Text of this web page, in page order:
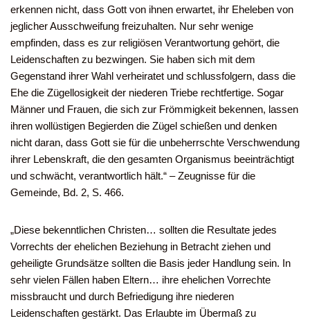
erkennen nicht, dass Gott von ihnen erwartet, ihr Eheleben von
jeglicher Ausschweifung freizuhalten. Nur sehr wenige
empfinden, dass es zur religiösen Verantwortung gehört, die
Leidenschaften zu bezwingen. Sie haben sich mit dem
Gegenstand ihrer Wahl verheiratet und schlussfolgern, dass die
Ehe die Zügellosigkeit der niederen Triebe rechtfertige. Sogar
Männer und Frauen, die sich zur Frömmigkeit bekennen, lassen
ihren wollüstigen Begierden die Zügel schießen und denken
nicht daran, dass Gott sie für die unbeherrschte Verschwendung
ihrer Lebenskraft, die den gesamten Organismus beeinträchtigt
und schwächt, verantwortlich hält.“ – Zeugnisse für die
Gemeinde, Bd. 2, S. 466.
„Diese bekenntlichen Christen… sollten die Resultate jedes
Vorrechts der ehelichen Beziehung in Betracht ziehen und
geheiligte Grundsätze sollten die Basis jeder Handlung sein. In
sehr vielen Fällen haben Eltern… ihre ehelichen Vorrechte
missbraucht und durch Befriedigung ihre niederen
Leidenschaften gestärkt. Das Erlaubte im Übermaß zu